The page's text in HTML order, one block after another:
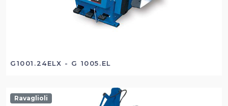
G1001.24ELX - G 1005.EL
Ravaglioli